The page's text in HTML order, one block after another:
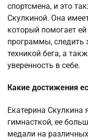
спортсмена, и это
Скулкиной. Она
который помогает
программы, следить
техникой бега, а
уверенность в себе.
Какие достижения
Екатерина Скулкина
гимнасткой, ее
медали на